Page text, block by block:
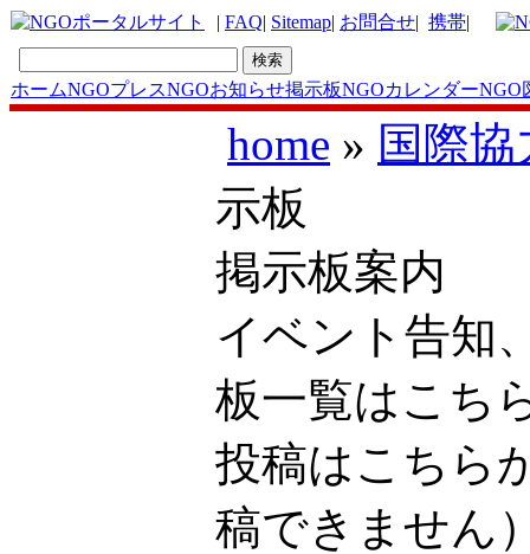
| FAQ| Sitemap| お問合せ| 携帯|
ホームNGOプレスNGOお知らせ掲示板NGOカレンダーNGO
home » 国際
示板
掲示板案内
イベント告知
板一覧はこ
投稿はこち
稿できません